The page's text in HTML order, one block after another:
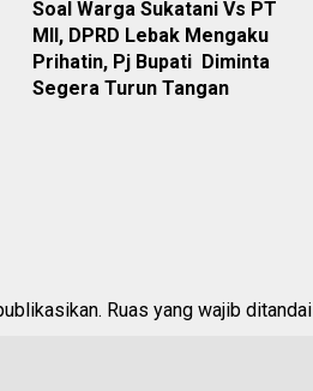
Soal Warga Sukatani Vs PT
MII, DPRD Lebak Mengaku
Prihatin, Pj Bupati Diminta
Segera Turun Tangan
Ruas yang wajib ditandai